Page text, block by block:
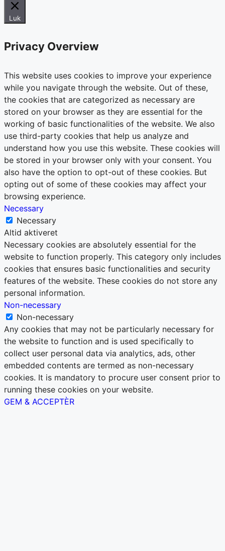
Luk
Privacy Overview
This website uses cookies to improve your experience
while you navigate through the website. Out of these,
the cookies that are categorized as necessary are
stored on your browser as they are essential for the
working of basic functionalities of the website. We also
use third-party cookies that help us analyze and
understand how you use this website. These cookies will
be stored in your browser only with your consent. You
also have the option to opt-out of these cookies. But
opting out of some of these cookies may affect your
browsing experience.
Necessary
Necessary
Altid aktiveret
Necessary cookies are absolutely essential for the
website to function properly. This category only includes
cookies that ensures basic functionalities and security
features of the website. These cookies do not store any
personal information.
Non-necessary
Non-necessary
Any cookies that may not be particularly necessary for
the website to function and is used specifically to
collect user personal data via analytics, ads, other
embedded contents are termed as non-necessary
cookies. It is mandatory to procure user consent prior to
running these cookies on your website.
GEM & ACCEPTÈR